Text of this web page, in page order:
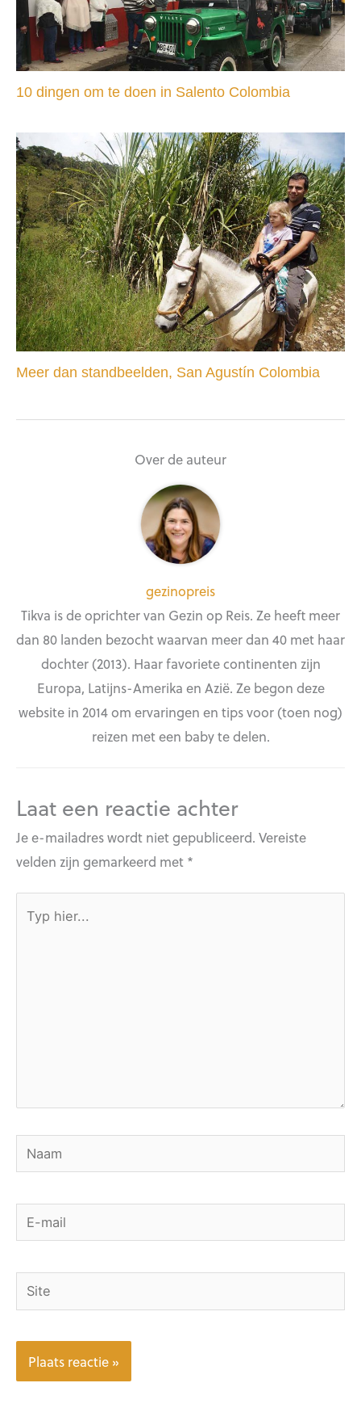
10 dingen om te doen in Salento Colombia
Meer dan standbeelden, San Agustín Colombia
Over de auteur
gezinopreis
Tikva is de oprichter van Gezin op Reis. Ze heeft meer
dan 80 landen bezocht waarvan meer dan 40 met haar
dochter (2013). Haar favoriete continenten zijn
Europa, Latijns-Amerika en Azië. Ze begon deze
website in 2014 om ervaringen en tips voor (toen nog)
reizen met een baby te delen.
Laat een reactie achter
Je e-mailadres wordt niet gepubliceerd. Vereiste
velden zijn gemarkeerd met *
hier...
Naam
E-
mail
Site